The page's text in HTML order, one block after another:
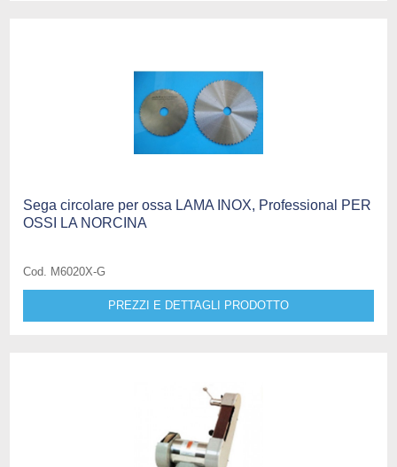
Sega circolare per ossa LAMA INOX, Professional PER
OSSI LA NORCINA
Cod. M6020X-G
PREZZI E DETTAGLI PRODOTTO